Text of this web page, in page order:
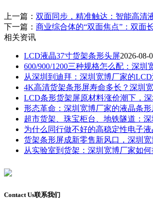
上一篇： 双面同步，精准触达：智能高清
下一篇： 商业综合体的“双面焦点”：双面
相关资讯
LCD液晶37寸货架条形头屏2026-08-
600/900/1200三种规格怎么配：深
从深圳到迪拜：深圳宽博厂家的
4K高清货架条形屏寿命多长？深圳
LCD条形货架屏原材料涨价潮下，
形态革命：深圳宽博厂家的液晶条
超市货架、珠宝柜台、地铁隧道：
为什么同行做不好的高稳定性电子
货架条形屏成新零售新风口，深圳
从实验室到货架：深圳宽博厂家如
Contact Us联系我们